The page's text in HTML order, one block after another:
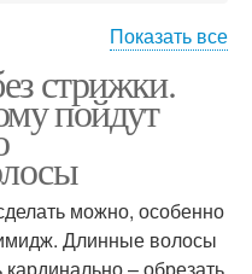
Стрижка под горшок
Стрижка вместо
скучной длины
Показать все
стрижки.
пойдут
можно, особенно
Длинные волосы